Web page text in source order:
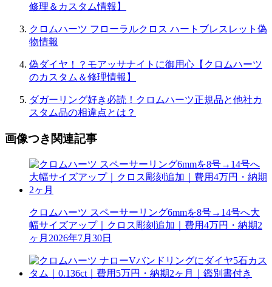
修理＆カスタム情報】
クロムハーツ フローラルクロス ハートブレスレット偽
物情報
偽ダイヤ！？モアッサナイトに御用心【クロムハーツ
のカスタム＆修理情報】
ダガーリング好き必読！クロムハーツ正規品と他社カ
スタム品の相違点とは？
画像つき関連記事
クロムハーツ スペーサーリング6mmを8号→14号へ大
幅サイズアップ｜クロス彫刻追加｜費用4万円・納期2
ヶ月 2026年7月30日